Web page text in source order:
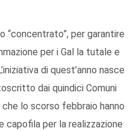
“concentrato”, per garantire
per i Gal la tutale e
di quest’anno nasce
dai quindici Comuni
lo scorso febbraio hanno
capofila per la realizzazione